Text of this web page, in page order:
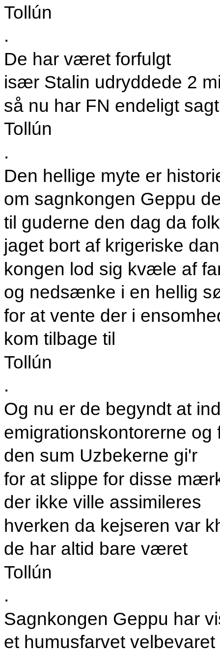
Tollún
.
De har været forfulgt
især Stalin udryddede 2
så nu har FN endeligt
Tollún
.
Den hellige myte er
om sagnkongen Geppu
til guderne den dag da
jaget bort af krigeriske
kongen lod sig kvæle af
og nedsænke i en hellig
for at vente der i
kom tilbage til
Tollún
.
Og nu er de begyndt at
emigrationskontorerne og
den sum Uzbekerne gi'r
for at slippe for disse
der ikke ville assimileres
hverken da kejseren var
de har altid bare været
Tollún
.
Sagnkongen Geppu har
et humusfarvet